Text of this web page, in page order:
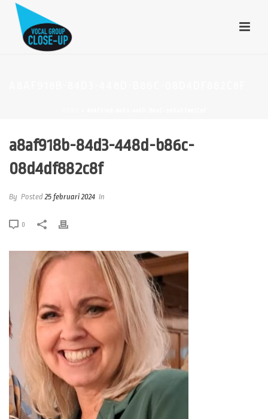
a8af918b-84d3-448d-b86c-
08d4df882c8f
By Posted25 februari 2024 In
0